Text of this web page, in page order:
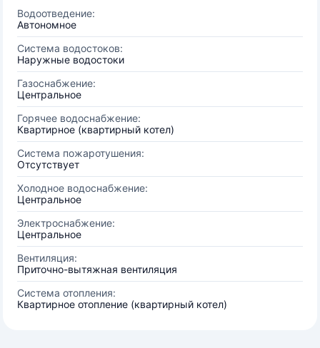
Водоотведение:
Автономное
Система водостоков:
Наружные водостоки
Газоснабжение:
Центральное
Горячее водоснабжение:
Квартирное (квартирный котел)
Система пожаротушения:
Отсутствует
Холодное водоснабжение:
Центральное
Электроснабжение:
Центральное
Вентиляция:
Приточно-вытяжная вентиляция
Система отопления:
Квартирное отопление (квартирный котел)